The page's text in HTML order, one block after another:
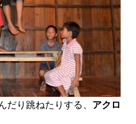
だり跳ねたりする、 アクロ